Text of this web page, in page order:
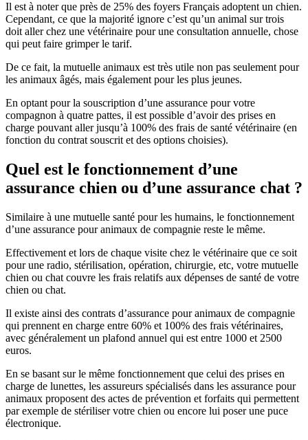
Il est à noter que près de 25% des foyers Français adoptent un chien.
Cependant, ce que la majorité ignore c’est qu’un animal sur trois
doit aller chez une vétérinaire pour une consultation annuelle, chose
qui peut faire grimper le tarif.
De ce fait, la mutuelle animaux est très utile non pas seulement pour
les animaux âgés, mais également pour les plus jeunes.
En optant pour la souscription d’une assurance pour votre
compagnon à quatre pattes, il est possible d’avoir des prises en
charge pouvant aller jusqu’à 100% des frais de santé vétérinaire (en
fonction du contrat souscrit et des options choisies).
Quel est le fonctionnement d’une
assurance chien ou d’une assurance chat ?
Similaire à une mutuelle santé pour les humains, le fonctionnement
d’une assurance pour animaux de compagnie reste le même.
Effectivement et lors de chaque visite chez le vétérinaire que ce soit
pour une radio, stérilisation, opération, chirurgie, etc, votre mutuelle
chien ou chat couvre les frais relatifs aux dépenses de santé de votre
chien ou chat.
Il existe ainsi des contrats d’assurance pour animaux de compagnie
qui prennent en charge entre 60% et 100% des frais vétérinaires,
avec généralement un plafond annuel qui est entre 1000 et 2500
euros.
En se basant sur le même fonctionnement que celui des prises en
charge de lunettes, les assureurs spécialisés dans les assurance pour
animaux proposent des actes de prévention et forfaits qui permettent
par exemple de stériliser votre chien ou encore lui poser une puce
électronique.